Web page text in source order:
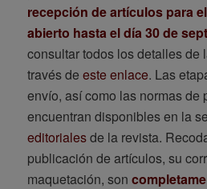
recepción de artículos para
abierto hasta el día 30 de
consultar todos los detalles de
través de este enlace. Las
envío, así como las normas de
encuentran disponibles en la
editorialesde la revista.
publicación de artículos, su
maquetación, son